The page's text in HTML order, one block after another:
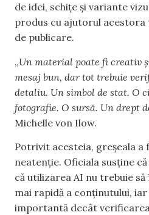
de idei, schițe și variante
produs cu ajutorul
de publicare.
„Un material poate fi creativ
mesaj bun, dar tot trebuie
detaliu. Un simbol de stat. O
fotografie. O sursă. Un drept
Michelle von Ilow.
Potrivit acesteia, greșeala a
neatenție. Oficiala susține
că utilizarea AI nu trebuie
mai rapidă a conținutului,
importantă decât